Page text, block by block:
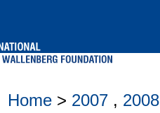
Home > 2007 ,